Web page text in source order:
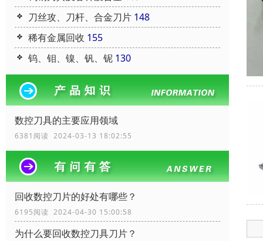
刀丝攻、刀杆、合金刀片 148
稀有金属回收 155
钨、钼、镍、钒、铌 130
数控刀具的主要应用领域
6381阅读 2024-03-13 18:02:55
回收数控刀片的好处有哪些？
6195阅读 2024-04-30 15:00:58
为什么要回收数控刀具刀片？